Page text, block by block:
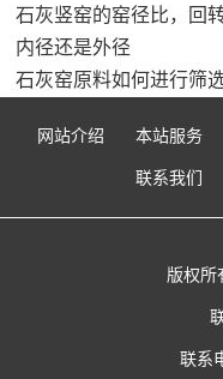
石灰竖窑的窑径比，回
内径还是外径
石灰窑原料如何进行筛
网站介绍 本站服务
联系我们
版权所
联系